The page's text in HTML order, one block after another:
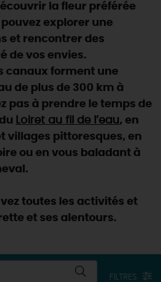
SEMAINE
L'AGENDA
la fleur préférée
explorer une
et rencontrer des
de vos envies.
canaux forment une
de plus de 300 km à
pas à prendre le temps de
Loiret au fil de l’eau, en
villages pittoresques, en
ou en vous baladant à
toutes les activités et
et ses alentours.
FILTRES